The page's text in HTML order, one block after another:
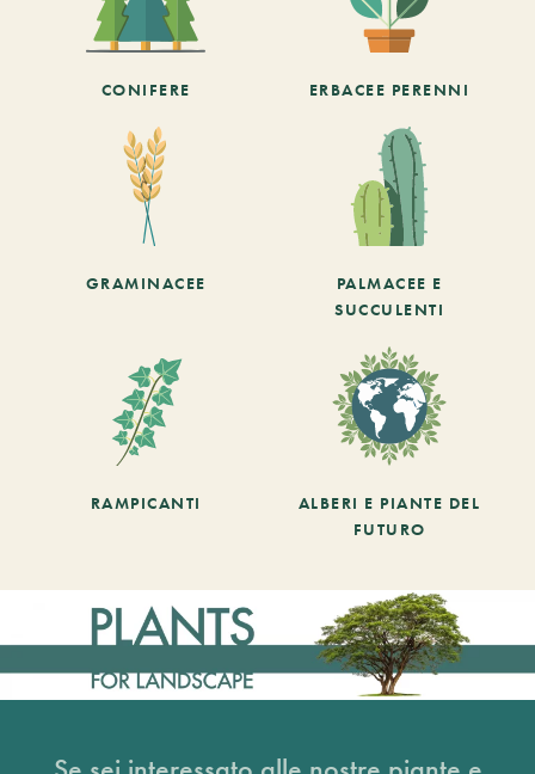
CONIFERE ERBACEE PERENNI
GRAMINACEE
PALMACEE E
SUCCULENTI
RAMPICANTI
ALBERI E PIANTE DEL
FUTURO